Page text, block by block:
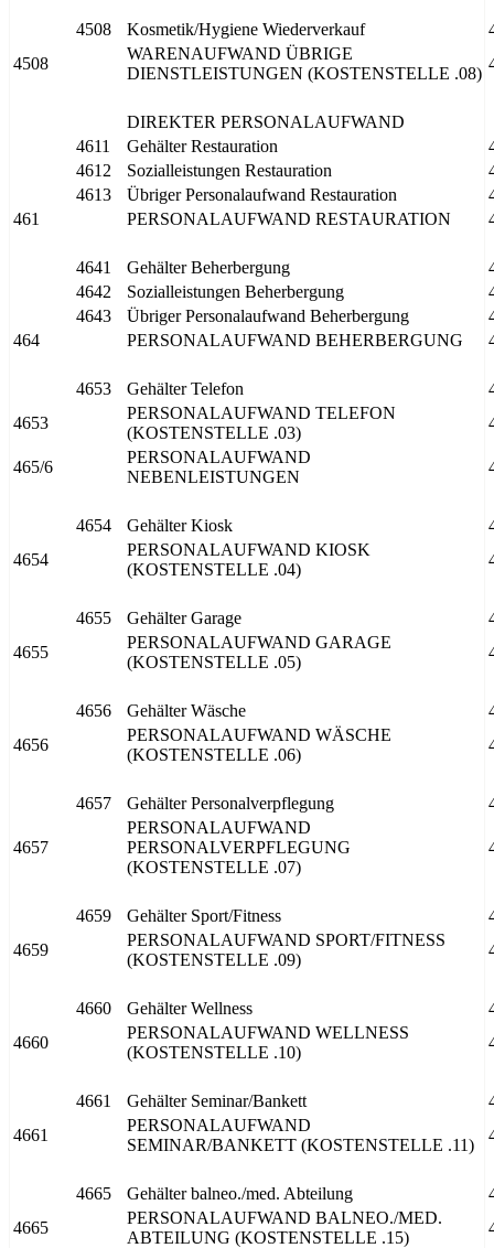
4508 Kosmetik/Hygiene Wiederverkauf
4508
WARENAUFWAND ÜBRIGE
DIENSTLEISTUNGEN (KOSTENSTELLE .08)
DIREKTER PERSONALAUFWAND
4611
Gehälter Restauration
4612
Sozialleistungen Restauration
4613
Übriger Personalaufwand Restauration
461
PERSONALAUFWAND RESTAURATION
4641 Gehälter Beherbergung
4642
Sozialleistungen Beherbergung
4643
Übriger Personalaufwand Beherbergung
464
PERSONALAUFWAND BEHERBERGUNG
4653 Gehälter Telefon
4653
PERSONALAUFWAND TELEFON
(KOSTENSTELLE .03)
465/6
PERSONALAUFWAND
NEBENLEISTUNGEN
4654 Gehälter Kiosk
4654
PERSONALAUFWAND KIOSK
(KOSTENSTELLE .04)
4655 Gehälter Garage
4655
PERSONALAUFWAND GARAGE
(KOSTENSTELLE .05)
4656 Gehälter Wäsche
4656
PERSONALAUFWAND WÄSCHE
(KOSTENSTELLE .06)
4657 Gehälter Personalverpflegung
4657
PERSONALAUFWAND
PERSONALVERPFLEGUNG
(KOSTENSTELLE .07)
4659 Gehälter Sport/Fitness
4659
PERSONALAUFWAND SPORT/FITNESS
(KOSTENSTELLE .09)
4660 Gehälter Wellness
4660
PERSONALAUFWAND WELLNESS
(KOSTENSTELLE .10)
4661 Gehälter Seminar/Bankett
4661
PERSONALAUFWAND
SEMINAR/BANKETT (KOSTENSTELLE .11)
4665 Gehälter balneo./med. Abteilung
4665
PERSONALAUFWAND BALNEO./MED.
ABTEILUNG (KOSTENSTELLE .15)